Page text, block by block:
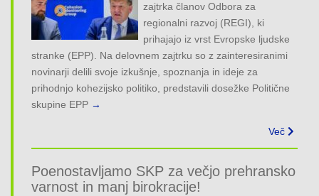
zajtrka članov Odbora za
regionalni razvoj (REGI), ki
prihajajo iz vrst Evropske ljudske
stranke (EPP). Na delovnem zajtrku so z zainteresiranimi
novinarji delili svoje izkušnje, spoznanja in ideje za
prihodnjo kohezijsko politiko, predstavili dosežke Politične
skupine EPP →
Več
Poenostavljamo SKP za večjo prehransko
varnost in manj birokracije!